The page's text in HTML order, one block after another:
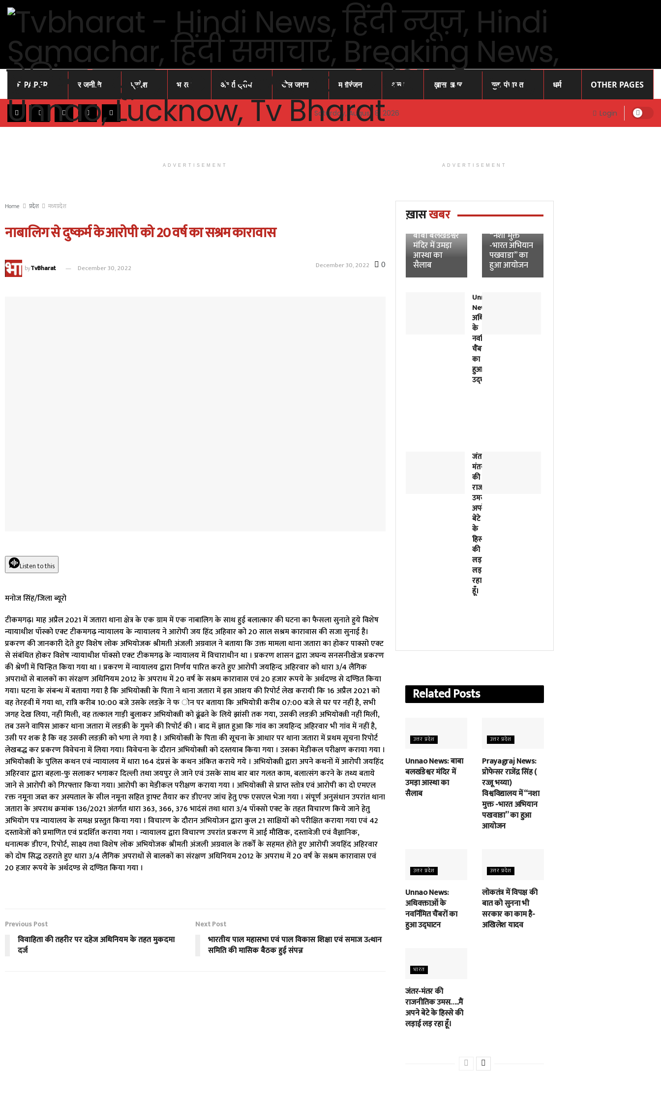
E-PAPER राजनीति प्रदेश भारत अंतर्राष्ट्रीय खेल जगत मनोरंजन अन्य ख़ास खबर युवा पंचायत धर्म OTHER PAGES
Saturday, August 8, 2026 Login
ADVERTISEMENT
Home प्रदेश मध्यप्रदेश
नाबालिग से दुष्कर्म के आरोपी को 20 वर्ष का सश्रम कारावास
byTvBharat December 30, 2022 December 30, 2022 0
Listen to this
मनोज सिंह/जिला ब्यूरो
टीकमगढ़। माह अप्रैल 2021 में जतारा थाना क्षेत्र के एक ग्राम में एक नाबालिग के साथ हुई बलात्कार की घटना का फैसला सुनाते हुये विशेष
न्यायाधीश पॉस्को एक्ट टीकमगढ़ न्यायालय के न्यायालय ने आरोपी जय हिंद अहिवार को 20 साल सश्रम कारावास की सजा सुनाई है।
प्रकरण की जानकारी देते हुए विशेष लोक अभियोजक श्रीमती अंजली अग्रवाल ने बताया कि उक्त मामला थाना जतारा का होकर पाक्सो एक्ट
से संबंधित होकर विशेष न्यायाधीश पॉक्सो एक्ट टीकमगढ़ के न्यायालय में विचाराधीन था । प्रकरण शासन द्वारा जघन्य सनसनीखेज प्रकरण
की श्रेणीं में चिन्हित किया गया था । प्रकरण में न्यायालय द्वारा निर्णय पारित करते हुए आरोपी जयहिन्द अहिरवार को धारा 3/4 लैंगिक
अपराधों से बालकों का संरक्षण अधिनियम 2012 के अपराध में 20 वर्ष के सश्रम कारावास एवं 20 हजार रूपये के अर्थदण्ड से दण्डित किया
गया। घटना के संबन्ध में बताया गया है कि अभियोक्त्री के पिता ने थाना जतारा में इस आशय की रिपोर्ट लेख करायी कि 16 अप्रैल 2021 को
वह तेरहवीं में गया था, रात्रि करीब 10:00 बजे उसके लडक़े ने फ ोन पर बताया कि अभियोत्री करीब 07:00 बजे से घर पर नहीं है, सभी
जगह देख लिया, नहीं मिली, वह तत्काल गाड़ी बुलाकर अभियोक्त्री को ढूंढऩे के लिये झांसी तक गया, उसकी लडक़ी अभियोक्त्री नहीं मिली,
तब उसने वापिस आकर थाना जतारा में लडक़ी के गुमने की रिपोर्ट की । बाद में ज्ञात हुआ कि गांव का जयहिन्द अहिरवार भी गांव में नहीं है,
उसी पर शक है कि वह उसकी लडक़ी को भगा ले गया है । अभियोक्त्री के पिता की सूचना के आधार पर थाना जतारा में प्रथम सूचना रिपोर्ट
लेखबद्ध कर प्रकरण विवेचना में लिया गया। विवेचना के दौरान अभियोक्त्री को दस्तयाब किया गया । उसका मेडीकल परीक्षण कराया गया ।
अभियोक्त्री के पुलिस कथन एवं न्यायालय में धारा 164 दंप्रसं के कथन अंकित कराये गये । अभियोक्त्री द्वारा अपने कथनों में आरोपी जयहिंद
अहिरवार द्वारा बहला-फु सलाकर भगाकर दिल्ली तथा जयपुर ले जाने एवं उसके साथ बार बार गलत काम, बलात्संग करने के तथ्य बताये
जाने से आरोपी को गिरफ्तार किया गया। आरोपी का मेडीकल परीक्षण कराया गया । अभियोक्त्री से प्राप्त स्तोत्र एवं आरोपी का दो एमएल
रक्त नमूना जब्त कर अस्पताल के सील नमूना सहित ड्राफ्ट तैयार कर डीएनए जांच हेतु एफ एसएल भेजा गया । संपूर्ण अनुसंधान उपरांत थाना
जतारा के अपराध क्रमांक 136/2021 अंतर्गत धारा 363, 366, 376 भादंसं तथा धारा 3/4 पॉक्सो एक्ट के तहत विचारण किये जाने हेतु
अभियोग पत्र न्यायालय के समक्ष प्रस्तुत किया गया । विचारण के दौरान अभियोजन द्वारा कुल 21 साक्षियों को परीक्षित कराया गया एवं 42
दस्तावेजों को प्रमाणित एवं प्रदर्शित कराया गया । न्यायालय द्वारा विचारण उपरांत प्रकरण में आई मौखिक, दस्तावेजी एवं वैज्ञानिक,
धनात्मक डीएन, रिपोर्ट, साक्ष्य तथा विशेष लोक अभियोजक श्रीमती अंजली अग्रवाल के तर्कों के सहमत होते हुए आरोपी जयहिंद अहिरवार
को दोष सिद्ध ठहराते हुए धारा 3/4 लैंगिक अपराधों से बालकों का संरक्षण अधिनियम 2012 के अपराध में 20 वर्ष के सश्रम कारावास एवं
20 हजार रूपये के अर्थदण्ड से दण्डित किया गया ।
Previous Post
विवाहिता की तहरीर पर दहेज अधिनियम के तहत मुकदमा
दर्ज
Next Post
भारतीय पाल महासभा एवं पाल विकास शिक्षा एवं समाज उत्थान
समिति की मासिक बैठक हुई संपन्न
ADVERTISEMENT
ख़ासखबर
बाबा बलखंडेश्वर
मंदिर में उमड़ा
आस्था का
सैलाब
रज्जू भय्या)
“नशा मुक्त
-भारत अभियान
पखवाडा” का
हुआ आयोजन
Unnao
News:
अधिवक्ताओं
के
नवर्निमित
चैंबरों
का
हुआ
उद्घाटन
जंतर-
मंतर
की
राजनीतिक
उमस…..मैं
अपने
बेटे
के
हिस्से
की
लड़ाई
लड़
रहा
हूँ।
RelatedPosts
उत्तर प्रदेश
Unnao News: बाबा
बलखंडेश्वर मंदिर में
उमड़ा आस्था का
सैलाब
उत्तर प्रदेश
Prayagraj News:
प्रोफेसर राजेंद्र सिंह (
रज्जू भय्या)
विश्वविद्यालय में “नशा
मुक्त -भारत अभियान
पखवाडा” का हुआ
आयोजन
उत्तर प्रदेश
Unnao News:
अधिवक्ताओं के
नवर्निमित चैंबरों का
हुआ उद्घाटन
उत्तर प्रदेश
लोकतंत्र में विपक्ष की
बात को सुनना भी
सरकार का काम है-
अखिलेश यादव
भारत
जंतर-मंतर की
राजनीतिक उमस…..मैं
अपने बेटे के हिस्से की
लड़ाई लड़ रहा हूँ।